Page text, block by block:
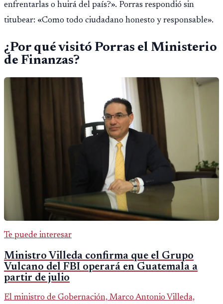
enfrentarlas o huirá del país?». Porras respondió sin
titubear: «Como todo ciudadano honesto y responsable».
¿Por qué visitó Porras el Ministerio
de Finanzas?
Te puede interesar
Ministro Villeda confirma que el Grupo
Vulcano del FBI operará en Guatemala a
partir de julio
El ministro de Gobernación, Marco Antonio Villeda,